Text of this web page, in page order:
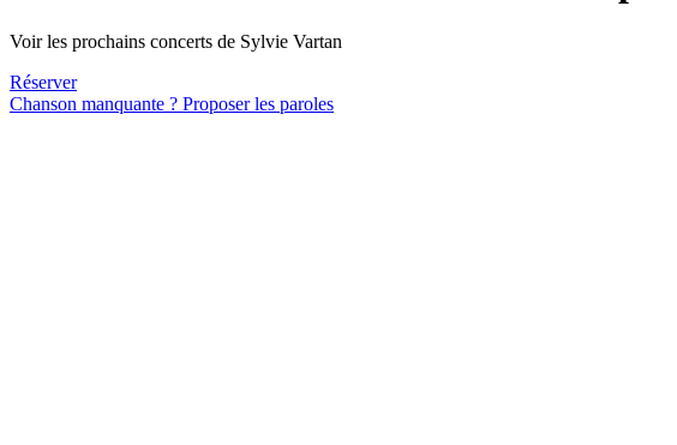
Voir les prochains concerts de Sylvie Vartan
Réserver
Chanson manquante ? Proposer les paroles